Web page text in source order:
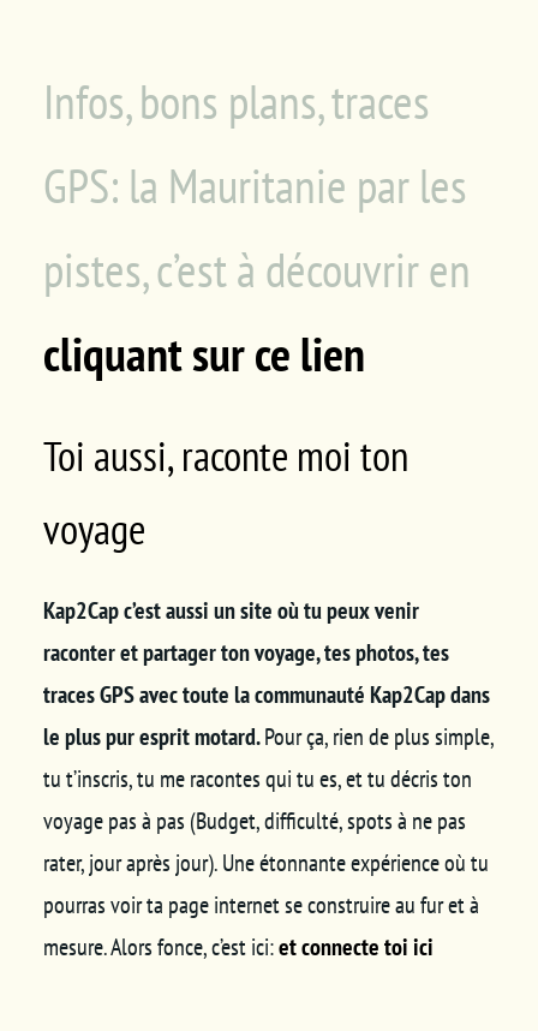
Infos, bons plans, traces
GPS: la Mauritanie par les
pistes, c’est à découvrir en
cliquant sur ce lien
Toi aussi, raconte moi ton
voyage
Kap2Cap c’est aussi un site où tu peux venir
raconter et partager ton voyage, tes photos, tes
traces GPS avec toute la communauté Kap2Cap dans
le plus pur esprit motard.Pour ça, rien de plus simple,
tu t’inscris, tu me racontes qui tu es, et tu décris ton
voyage pas à pas (Budget, difficulté, spots à ne pas
rater, jour après jour). Une étonnante expérience où tu
pourras voir ta page internet se construire au fur et à
mesure. Alors fonce, c’est ici:et connecte toi ici